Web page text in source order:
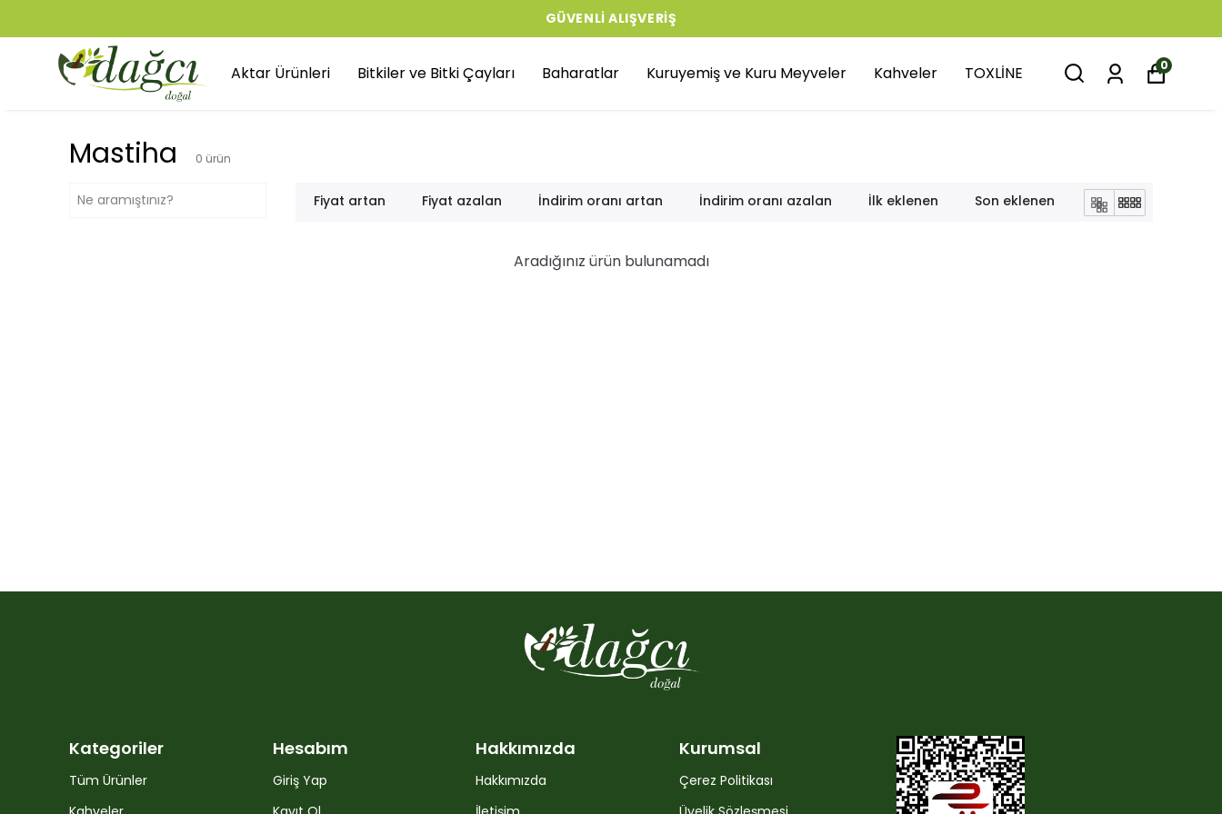
GÜVENLI ALIŞVERIŞ
Aktar Ürünleri Bitkiler ve Bitki Çayları Baharatlar Kuruyemiş ve Kuru Meyveler Kahveler TOXLİNE 0
Mastiha 0 ürün
Fiyat artan Fiyat azalan İndirim oranı artan İndirim oranı azalan İlk eklenen Son eklenen
Aradığınız ürün bulunamadı
Kategoriler
Tüm Ürünler
Hesabım
Giriş Yap
Hakkımızda
Hakkımızda
Kurumsal
Çerez Politikası